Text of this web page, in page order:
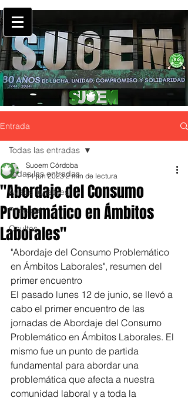
Entrada
Todas las entradas
Avisos fúnebres
Principal
Ocultos
Todas las entradas
"Abordaje del Consumo
Problemático en Ámbitos
Laborales"
Suoem Córdoba
14 jun 2023 2 min de lectura
"Abordaje del Consumo Problemático
en Ámbitos Laborales", resumen del
primer encuentro
El pasado lunes 12 de junio, se llevó a
cabo el primer encuentro de las
jornadas de Abordaje del Consumo
Problemático en Ámbitos Laborales. El
mismo fue un punto de partida
fundamental para abordar una
problemática que afecta a nuestra
comunidad laboral y a toda la